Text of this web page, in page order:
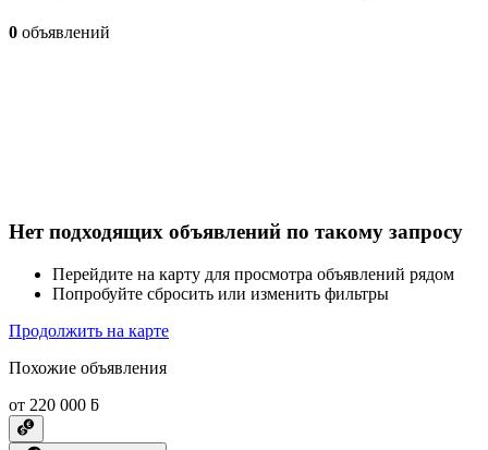
0 объявлений
Нет подходящих объявлений по такому запросу
Перейдите на карту для просмотра объявлений рядом
Попробуйте сбросить или изменить фильтры
Продолжить на карте
Похожие объявления
от 220 000 ƃ